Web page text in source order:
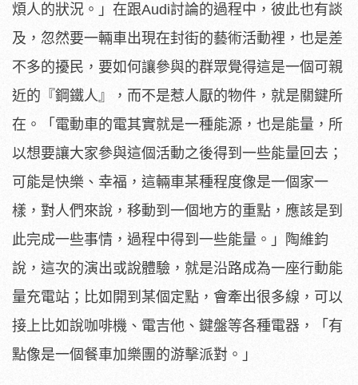
煩人的狀況。」在跟Audi討論的過程中，彼此也有談
及，忽然要一輛車出現在封街的藝術活動裡，也是差
不多的擾民，要如何讓參與的群眾覺得這是一個可親
近的『鋼鐵人』，而不是惹人厭的物件，就是關鍵所
在。「電動車的電其實就是一種能源，也是能量，所
以想要讓大家參與這個活動之後得到一些能量回去；
可能是快樂、幸福，這輛車某種程度像是一個家一
樣，對人們來說，移動到一個地方的重點，應該是到
此完成一些事情，過程中得到一些能量。」陶維鈞
說，這次的演出或說體驗，就是沿路成為一座行動能
量充電站；比如開到某個定點，會牽出很多線，可以
接上比如說咖啡機、電吉他、鍵盤等各種電器，「有
點像是一個餐車加樂團的游擊派對。」